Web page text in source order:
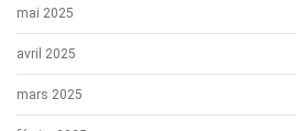
mai 2025
avril 2025
mars 2025